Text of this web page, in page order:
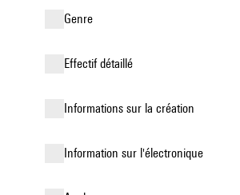
genre
effectif détaillé
informations sur la création
Information sur l'électronique